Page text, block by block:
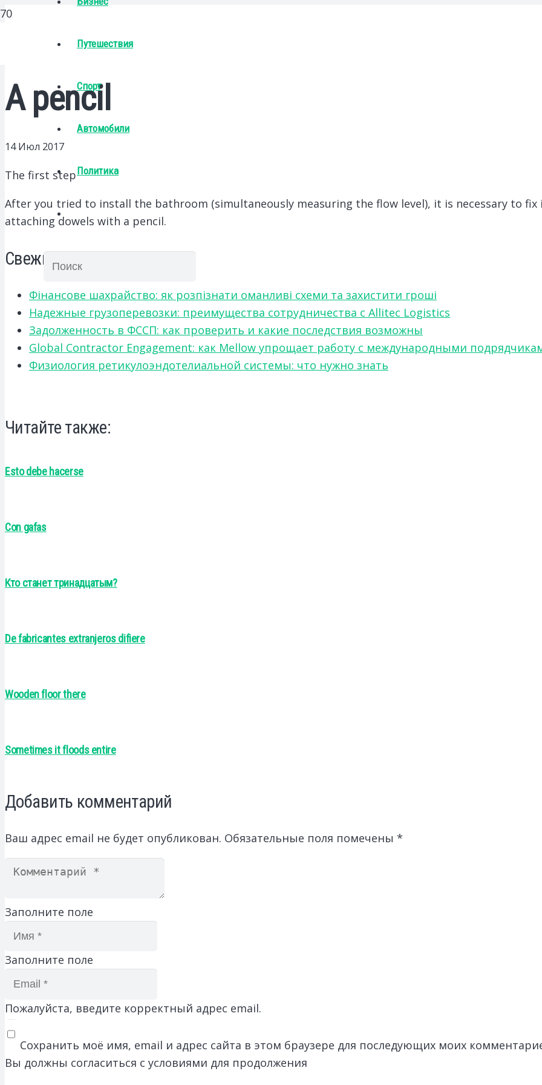
Путешествия
Спорт
Автомобили
Политика
A pencil
14 Июл 2017
The first step
After you tried to install the bathroom (simultaneously measuring the flow level), it is necessary to
attaching dowels with a pencil.
Свежие записи
Фінансове шахрайство: як розпізнати оманливі схеми та захистити гроші
Надежные грузоперевозки: преимущества сотрудничества с Allitec Logistics
Задолженность в ФССП: как проверить и какие последствия возможны
Global Contractor Engagement: как Mellow упрощает работу с международными
Физиология ретикулоэндотелиальной системы: что нужно знать
Читайте также:
Esto debe hacerse
Con gafas
Кто станет тринадцатым?
De fabricantes extranjeros difiere
Wooden floor there
Sometimes it floods entire
Добавить комментарий
Ваш адрес email не будет опубликован. Обязательные поля помечены *
Заполните поле
Заполните поле
Пожалуйста, введите корректный адрес email.
Сохранить моё имя, email и адрес сайта в этом браузере для последующих моих
Вы должны согласиться с условиями для продолжения